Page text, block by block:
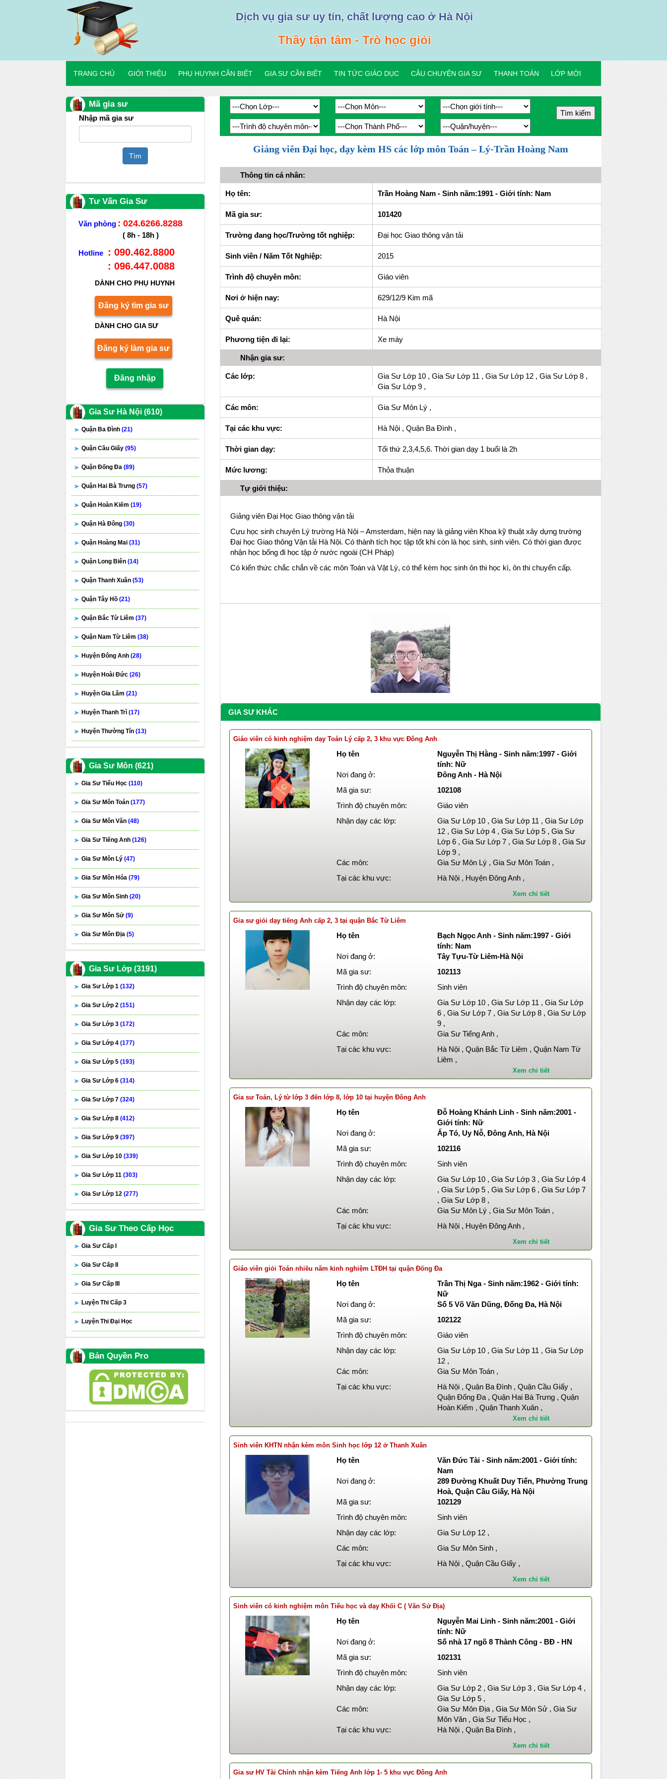
Dịch vụ gia sư uy tín, chất lượng cao ở Hà Nội
Thầy tận tâm - Trò học giỏi
TRANG CHỦ GIỚI THIỆU PHỤ HUYNH CẦN BIẾT GIA SƯ CẦN BIẾT TIN TỨC GIÁO DỤC CÂU CHUYỆN GIA SƯ THANH TOÁN LỚP MỚI
Giảng viên Đại học, dạy kèm HS các lớp môn Toán – Lý-Trần Hoàng Nam
Thông tin cá nhân:
Họ tên: Trần Hoàng Nam - Sinh năm:1991 - Giới tính: Nam
Mã gia sư: 101420
Trường đang học/Trường tốt nghiệp: Đại học Giao thông vận tải
Sinh viên / Năm Tốt Nghiệp: 2015
Trình độ chuyên môn: Giáo viên
Nơi ở hiện nay: 629/12/9 Kim mã
Quê quán: Hà Nội
Phương tiện đi lại: Xe máy
Nhận gia sư:
Các lớp:
Gia Sư Lớp 10 , Gia Sư Lớp 11 , Gia Sư Lớp 12 , Gia Sư Lớp 8 ,
Gia Sư Lớp 9 ,
Các môn: Gia Sư Môn Lý ,
Tại các khu vực: Hà Nội , Quận Ba Đình ,
Thời gian dạy: Tối thứ 2,3,4,5,6. Thời gian dạy 1 buổi là 2h
Mức lương: Thỏa thuận
Tự giới thiệu:
Giảng viên Đại Học Giao thông vận tải
Cựu học sinh chuyên Lý trường Hà Nội – Amsterdam, hiện nay là giảng viên Khoa kỹ thuật xây dựng trường
Đại học Giao thông Vận tải Hà Nội. Có thành tích học tập tốt khi còn là học sinh, sinh viên. Có thời gian được
nhận học bổng đi học tập ở nước ngoài (CH Pháp)
Có kiến thức chắc chắn về các môn Toán và Vật Lý, có thể kèm học sinh ôn thi học kì, ôn thi chuyển cấp.
GIA SƯ KHÁC
Giáo viên có kinh nghiệm dạy Toán Lý cấp 2, 3 khu vực Đông Anh
Họ tên
Nguyễn Thị Hằng - Sinh năm:1997 - Giới
tính: Nữ
Nơi đang ở:
Đông Anh - Hà Nội
Mã gia sư:
102108
Trình độ chuyên môn:
Giáo viên
Nhận dạy các lớp:
Gia Sư Lớp 10 , Gia Sư Lớp 11 , Gia Sư Lớp
12 , Gia Sư Lớp 4 , Gia Sư Lớp 5 , Gia Sư
Lớp 6 , Gia Sư Lớp 7 , Gia Sư Lớp 8 , Gia Sư
Lớp 9 ,
Các môn:
Gia Sư Môn Lý , Gia Sư Môn Toán ,
Tại các khu vực:
Hà Nội , Huyện Đông Anh ,
Xem chi tiết
Gia sư giỏi dạy tiếng Anh cấp 2, 3 tại quận Bắc Từ Liêm
Họ tên
Bạch Ngọc Anh - Sinh năm:1997 - Giới
tính: Nam
Nơi đang ở:
Tây Tựu-Từ Liêm-Hà Nội
Mã gia sư:
102113
Trình độ chuyên môn:
Sinh viên
Nhận dạy các lớp:
Gia Sư Lớp 10 , Gia Sư Lớp 11 , Gia Sư Lớp
6 , Gia Sư Lớp 7 , Gia Sư Lớp 8 , Gia Sư Lớp
9 ,
Các môn:
Gia Sư Tiếng Anh ,
Tại các khu vực:
Hà Nội , Quận Bắc Từ Liêm , Quận Nam Từ
Liêm ,
Xem chi tiết
Gia sư Toán, Lý từ lớp 3 đến lớp 8, lớp 10 tại huyện Đông Anh
Họ tên
Đỗ Hoàng Khánh Linh - Sinh năm:2001 -
Giới tính: Nữ
Nơi đang ở:
Ấp Tó, Uy Nỗ, Đông Anh, Hà Nội
Mã gia sư:
102116
Trình độ chuyên môn:
Sinh viên
Nhận dạy các lớp:
Gia Sư Lớp 10 , Gia Sư Lớp 3 , Gia Sư Lớp 4
, Gia Sư Lớp 5 , Gia Sư Lớp 6 , Gia Sư Lớp 7
, Gia Sư Lớp 8 ,
Các môn:
Gia Sư Môn Lý , Gia Sư Môn Toán ,
Tại các khu vực:
Hà Nội , Huyện Đông Anh ,
Xem chi tiết
Giáo viên giỏi Toán nhiều năm kinh nghiệm LTĐH tại quận Đống Đa
Họ tên
Trần Thị Nga - Sinh năm:1962 - Giới tính:
Nữ
Nơi đang ở:
Số 5 Võ Văn Dũng, Đống Đa, Hà Nội
Mã gia sư:
102122
Trình độ chuyên môn:
Giáo viên
Nhận dạy các lớp:
Gia Sư Lớp 10 , Gia Sư Lớp 11 , Gia Sư Lớp
12 ,
Các môn:
Gia Sư Môn Toán ,
Tại các khu vực:
Hà Nội , Quận Ba Đình , Quận Cầu Giấy ,
Quận Đống Đa , Quận Hai Bà Trưng , Quận
Hoàn Kiếm , Quận Thanh Xuân ,
Xem chi tiết
Sinh viên KHTN nhận kèm môn Sinh học lớp 12 ở Thanh Xuân
Họ tên
Văn Đức Tài - Sinh năm:2001 - Giới tính:
Nam
Nơi đang ở:
289 Đường Khuất Duy Tiến, Phường Trung
Hoà, Quận Cầu Giấy, Hà Nội
Mã gia sư:
102129
Trình độ chuyên môn:
Sinh viên
Nhận dạy các lớp:
Gia Sư Lớp 12 ,
Các môn:
Gia Sư Môn Sinh ,
Tại các khu vực:
Hà Nội , Quận Cầu Giấy ,
Xem chi tiết
Sinh viên có kinh nghiệm môn Tiểu học và dạy Khối C ( Văn Sử Địa)
Họ tên
Nguyễn Mai Linh - Sinh năm:2001 - Giới
tính: Nữ
Nơi đang ở:
Số nhà 17 ngõ 8 Thành Công - BĐ - HN
Mã gia sư:
102131
Trình độ chuyên môn:
Sinh viên
Nhận dạy các lớp:
Gia Sư Lớp 2 , Gia Sư Lớp 3 , Gia Sư Lớp 4 ,
Gia Sư Lớp 5 ,
Các môn:
Gia Sư Môn Địa , Gia Sư Môn Sử , Gia Sư
Môn Văn , Gia Sư Tiểu Học ,
Tại các khu vực:
Hà Nội , Quận Ba Đình ,
Xem chi tiết
Gia sư HV Tài Chính nhận kèm Tiếng Anh lớp 1- 5 khu vực Đông Anh
Mã gia sư
Nhập mã gia sư
Tìm
Tư Vấn Gia Sư
Văn phòng : 024.6266.8288
( 8h - 18h )
Hotline
: 090.462.8800
: 096.447.0088
DÀNH CHO PHỤ HUYNH
Đăng ký tìm gia sư
DÀNH CHO GIA SƯ
Đăng ký làm gia sư
Đăng nhập
Gia Sư Hà Nội (610)
Quận Ba Đình (21)
Quận Cầu Giấy (95)
Quận Đống Đa (89)
Quận Hai Bà Trưng (57)
Quận Hoàn Kiếm (19)
Quận Hà Đông (30)
Quận Hoàng Mai (31)
Quận Long Biên (14)
Quận Thanh Xuân (53)
Quận Tây Hồ (21)
Quận Bắc Từ Liêm (37)
Quận Nam Từ Liêm (38)
Huyện Đông Anh (28)
Huyện Hoài Đức (26)
Huyện Gia Lâm (21)
Huyện Thanh Trì (17)
Huyện Thường Tín (13)
Gia Sư Môn (621)
Gia Sư Tiểu Học (110)
Gia Sư Môn Toán (177)
Gia Sư Môn Văn (48)
Gia Sư Tiếng Anh (126)
Gia Sư Môn Lý (47)
Gia Sư Môn Hóa (79)
Gia Sư Môn Sinh (20)
Gia Sư Môn Sử (9)
Gia Sư Môn Địa (5)
Gia Sư Lớp (3191)
Gia Sư Lớp 1 (132)
Gia Sư Lớp 2 (151)
Gia Sư Lớp 3 (172)
Gia Sư Lớp 4 (177)
Gia Sư Lớp 5 (193)
Gia Sư Lớp 6 (314)
Gia Sư Lớp 7 (324)
Gia Sư Lớp 8 (412)
Gia Sư Lớp 9 (397)
Gia Sư Lớp 10 (339)
Gia Sư Lớp 11 (303)
Gia Sư Lớp 12 (277)
Gia Sư Theo Cấp Học
Gia Sư Cấp I
Gia Sư Cấp II
Gia Sư Cấp III
Luyện Thi Cấp 3
Luyện Thi Đại Học
Bản Quyền Pro